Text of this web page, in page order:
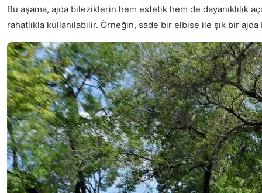
Bu aşama, ajda bileziklerin hem estetik hem de dayanıklılık
rahatlıkla kullanılabilir. Örneğin, sade bir elbise ile şık bir